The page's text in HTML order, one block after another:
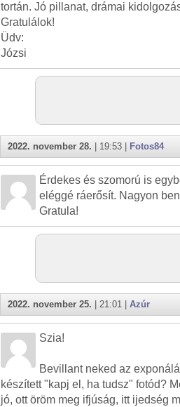
tortán. Jó pillanat, drámai
Gratulálok!
Üdv:
Józsi
2022. november 28. | 19:53 | Fotos84
Érdekes és szomorú is
eléggé ráerősít. Nagyon
Gratula!
2022. november 25. | 21:01 | Azúr
Szia!
Bevillant neked az
készített "kapj el, ha tudsz" fotód?
jó, ott öröm meg ifjúság, itt ijedség